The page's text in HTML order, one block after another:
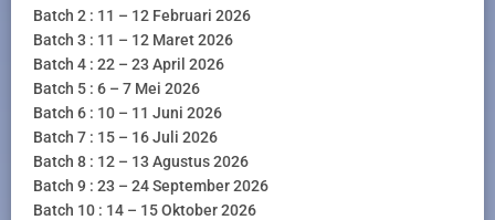
Batch 2 : 11 – 12 Februari 2026
Batch 3 : 11 – 12 Maret 2026
Batch 4 : 22 – 23 April 2026
Batch 5 : 6 – 7 Mei 2026
Batch 6 : 10 – 11 Juni 2026
Batch 7 : 15 – 16 Juli 2026
Batch 8 : 12 – 13 Agustus 2026
Batch 9 : 23 – 24 September 2026
Batch 10 : 14 – 15 Oktober 2026